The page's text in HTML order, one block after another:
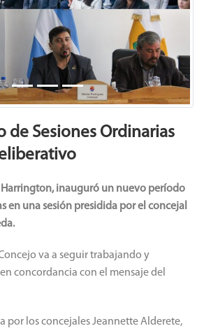
de Sesiones Ordinarias
Harrington, inauguró un nuevo período
en una sesión presidida por el concejal
va a seguir trabajando y
concordancia con el mensaje del
por los concejales Jeannette Alderete,